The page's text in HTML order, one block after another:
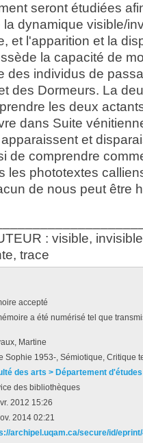
seront étudiées
dynamique visible/
et l'apparition et la
la capacité de
des individus de
des Dormeurs. La
les deux
dans Suite
et
de comprendre
les phototextes
de nous peut être
: visible,
trace
accepté
a été numérisé tel que
Martine
Sophie 1953-, Sémiotique, Critique
des arts > Département
des bibliothèques
2012 15:26
2014 02:21
archipel.uqam.ca/secure/id/